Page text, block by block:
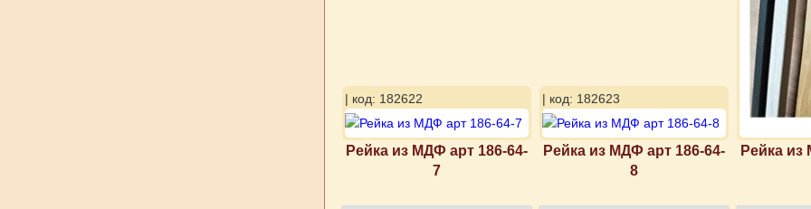
| код: 182622
Рейка из МДФ арт 186-64-
7
| код: 182623
Рейка из МДФ арт 186-64-
8
Рейка из